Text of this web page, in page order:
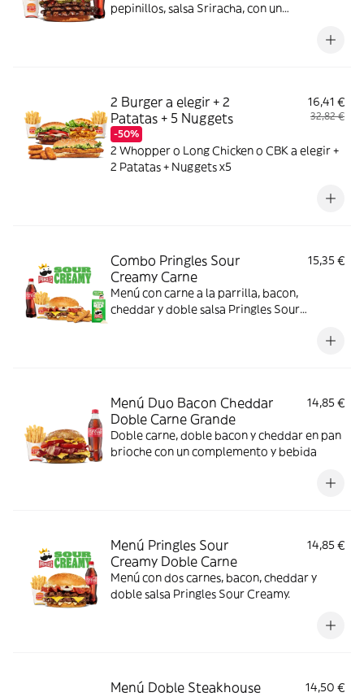
pepinillos, salsa Sriracha, con un
2 Burger a elegir + 2
Patatas + 5 Nuggets
-50%
16,41 €
32,82 €
2 Whopper o Long Chicken o CBK a elegir +
2 Patatas + Nuggets x5
Combo Pringles Sour
Creamy Carne
15,35 €
Menú con carne a la parrilla, bacon,
cheddar y doble salsa Pringles Sour
Menú Duo Bacon Cheddar
Doble Carne Grande
14,85 €
Doble carne, doble bacon y cheddar en pan
brioche con un complemento y bebida
Menú Pringles Sour
Creamy Doble Carne
14,85 €
Menú con dos carnes, bacon, cheddar y
doble salsa Pringles Sour Creamy.
Menú Doble Steakhouse
14,50 €